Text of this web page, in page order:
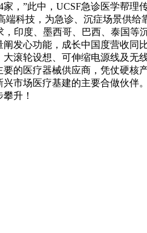
，”此中，UCSF急诊医学帮
科技，为急诊、沉症场景供
印度、墨西哥、巴西、泰国
发心功能，成长中国度营收
滚轮设想、可伸缩电源线及
的医疗器械供应商，凭仗硬
市场医疗基建的主要合做伙
升！